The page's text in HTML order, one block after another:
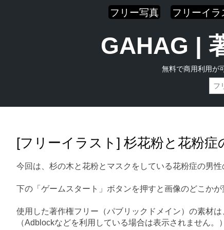
フリー写真 フリーイラ
GAHAG |
無料で商用利用が
[フリーイラスト] 杉花粉と花粉
今回は、杉の木と花粉とマスクをしている花粉症の男
下の「ゲームスタート」ボタンを押すと画像のどこか
使用した著作権フリー（パブリックドメイン）の素材
（Adblockなどを利用している場合は表示されません。）